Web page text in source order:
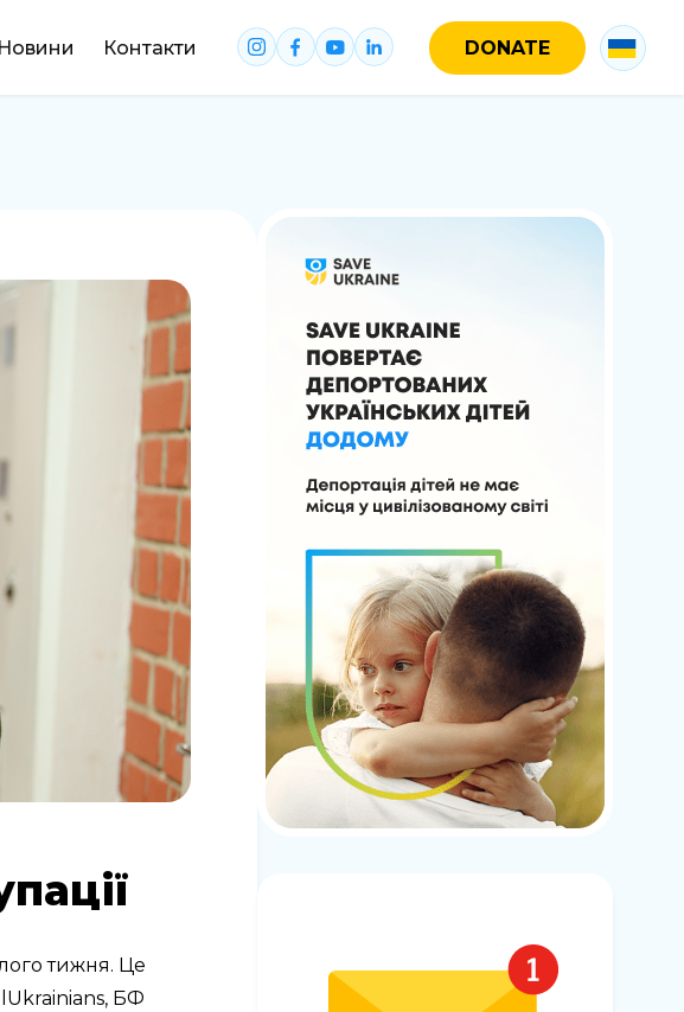
Новини Контакти DONATE
тижня. Це
БФ